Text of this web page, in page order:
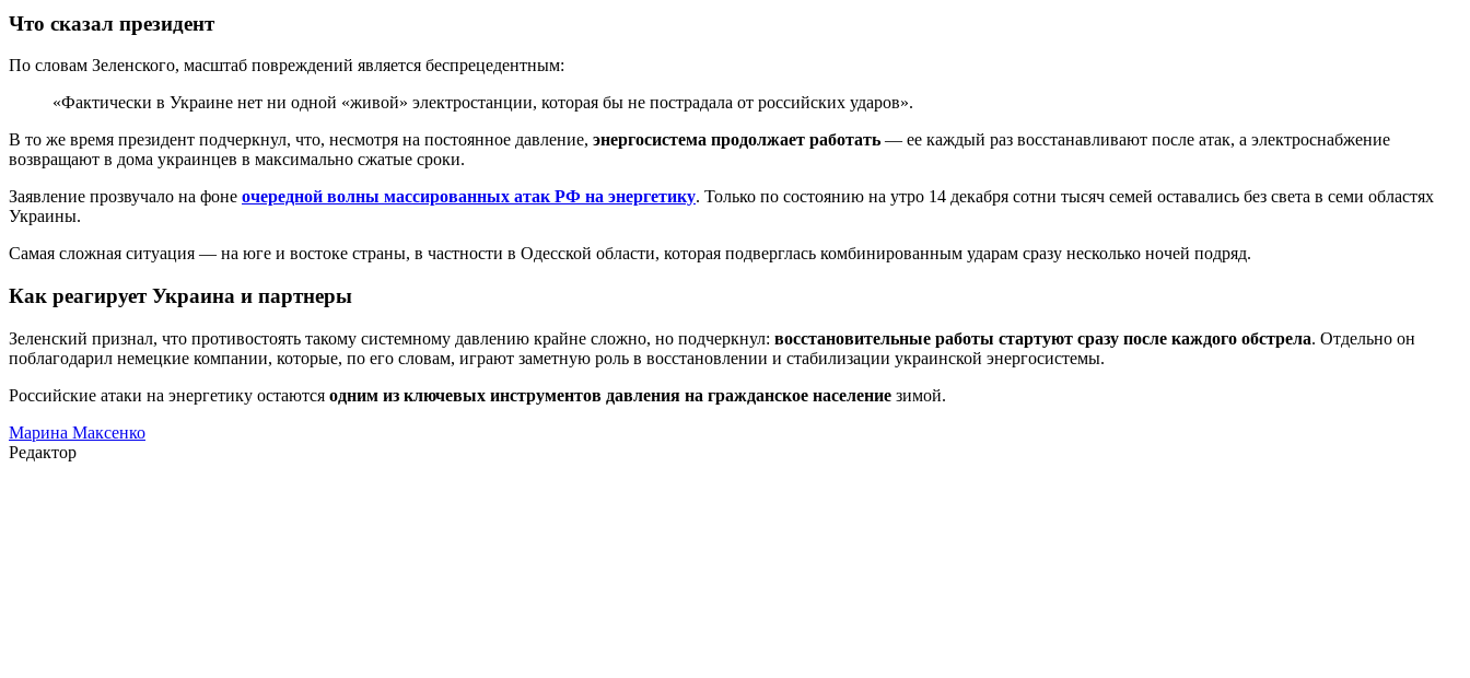
Что сказал президент
По словам Зеленского, масштаб повреждений является беспрецедентным:
«Фактически в Украине нет ни одной «живой» электростанции, которая бы не пострадала от российских ударов».
В то же время президент подчеркнул, что, несмотря на постоянное давление, энергосистема продолжает работать — ее каждый раз восстанавливают после атак, а электроснабжение
возвращают в дома украинцев в максимально сжатые сроки.
Заявление прозвучало на фоне очередной волны массированных атак РФ на энергетику. Только по состоянию на утро 14 декабря сотни тысяч семей оставались без света в семи областях
Украины.
Самая сложная ситуация — на юге и востоке страны, в частности в Одесской области, которая подверглась комбинированным ударам сразу несколько ночей подряд.
Как реагирует Украина и партнеры
Зеленский признал, что противостоять такому системному давлению крайне сложно, но подчеркнул: восстановительные работы стартуют сразу после каждого обстрела. Отдельно он
поблагодарил немецкие компании, которые, по его словам, играют заметную роль в восстановлении и стабилизации украинской энергосистемы.
Российские атаки на энергетику остаются одним из ключевых инструментов давления на гражданское население зимой.
Марина Максенко
Редактор